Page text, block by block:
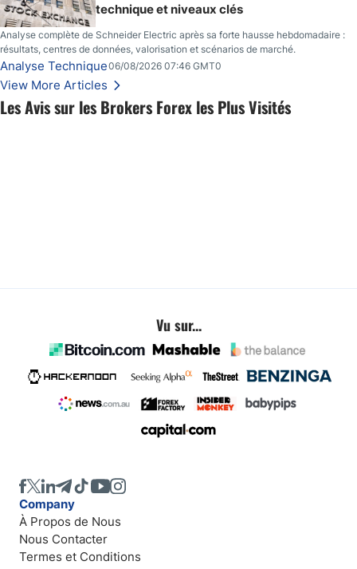
Les Avis sur les Brokers Forex les Plus Visités
technique et niveaux clés
Analyse complète de Schneider Electric après sa forte hausse hebdomadaire :
résultats, centres de données, valorisation et scénarios de marché.
Analyse Technique06/08/2026 07:46 GMT0
View More Articles
Vu sur...
Company
À Propos de Nous
Nous Contacter
Termes et Conditions